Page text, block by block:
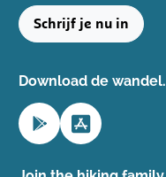
Schrijf je nu in
Download de